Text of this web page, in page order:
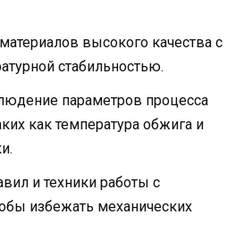
высокого качества с
стабильностью.
параметров процесса
как температура обжига и
и техники работы с
избежать механических